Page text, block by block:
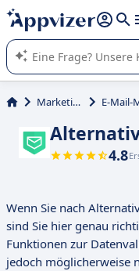
beantworten (mehrere
Die KI von Appvizer führt
von SaaS-Software in
Marketing
4.8
Wenn Sie nach
sind Sie hier genau
Funktionen zur
jedoch möglicherweise